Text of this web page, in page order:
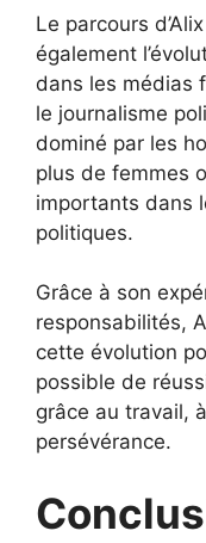
Le parcours
également
dans les médias
le journalisme
dominé par les
plus de femmes
importants dans
politiques.
Grâce à son
responsabilités,
cette évolution
possible de
grâce au travail,
persévérance.